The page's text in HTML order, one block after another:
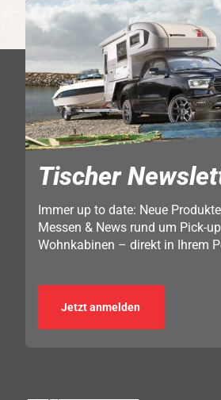
Tischer
Immer up to date: Neue
Messen & News rund um Pick-
Wohnkabinen – direkt in Ihrem
Jetzt anmelden